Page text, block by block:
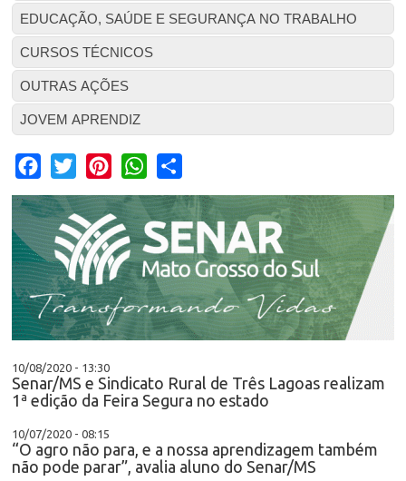
EDUCAÇÃO, SAÚDE E SEGURANÇA NO TRABALHO
CURSOS TÉCNICOS
OUTRAS AÇÕES
JOVEM APRENDIZ
Facebook
Twitter PinterestWhatsApp
10/08/2020 - 13:30
Senar/MS e Sindicato Rural de Três Lagoas realizam
1ª edição da Feira Segura no estado
10/07/2020 - 08:15
“O agro não para, e a nossa aprendizagem também
não pode parar”, avalia aluno do Senar/MS